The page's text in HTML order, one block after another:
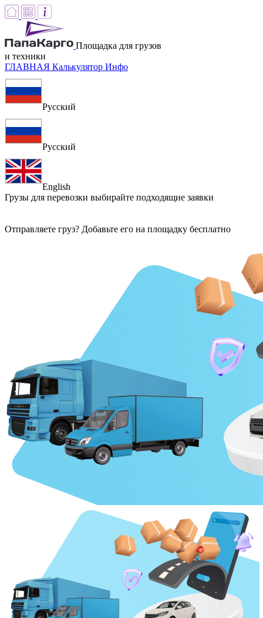
Площадка для грузов
и техники
ГЛАВНАЯ Калькулятор Инфо
Русский
Русский
English
Грузы для перевозки выбирайте подходящие заявки
Отправляете груз? Добавьте его на площадку бесплатно